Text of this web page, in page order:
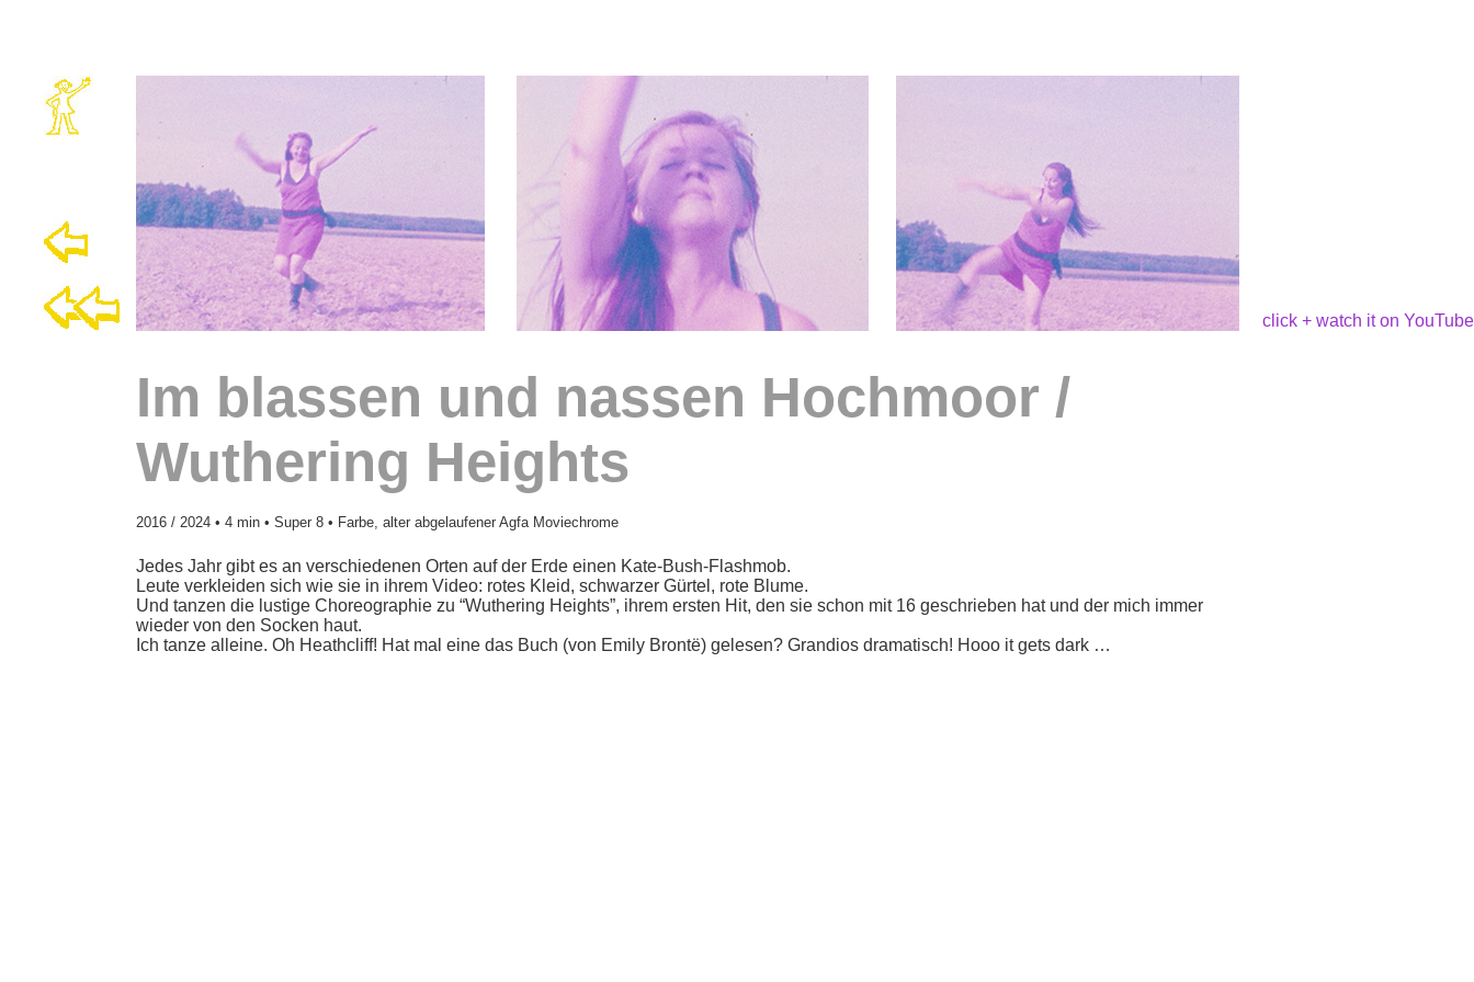
click + watch it on
Im blassen und nassen Hochmoor /
Wuthering Heights
2016 / 2024 • 4 min • Super 8 • Farbe, alter abgelaufener Agfa Moviechrome
Jedes Jahr gibt es an verschiedenen Orten auf der Erde einen Kate-Bush-Flashmob.
Leute verkleiden sich wie sie in ihrem Video: rotes Kleid, schwarzer Gürtel, rote Blume.
Und tanzen die lustige Choreographie zu “Wuthering Heights”, ihrem ersten Hit, den sie schon mit 16 geschrieben hat und der mich immer
wieder von den Socken haut.
Ich tanze alleine. Oh Heathcliff! Hat mal eine das Buch (von Emily Brontë) gelesen? Grandios dramatisch! Hooo it gets dark …